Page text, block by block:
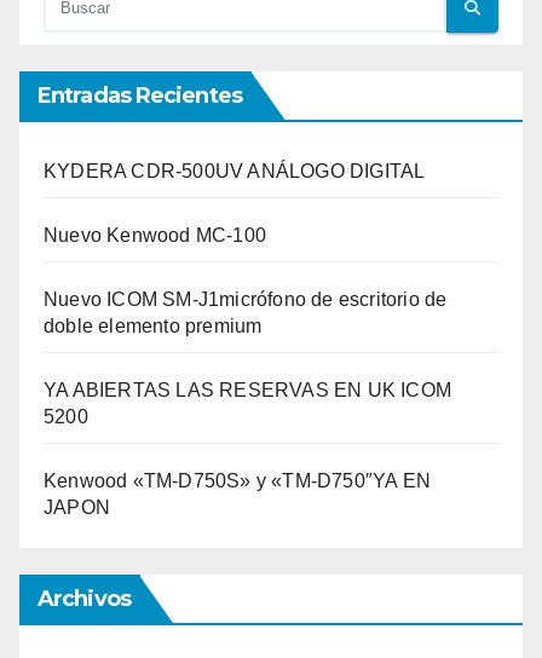
Entradas Recientes
KYDERA CDR-500UV ANÁLOGO DIGITAL
Nuevo Kenwood MC-100
Nuevo ICOM SM-J1micrófono de escritorio de
doble elemento premium
YA ABIERTAS LAS RESERVAS EN UK ICOM
5200
Kenwood «TM-D750S» y «TM-D750″YA EN
JAPON
Archivos